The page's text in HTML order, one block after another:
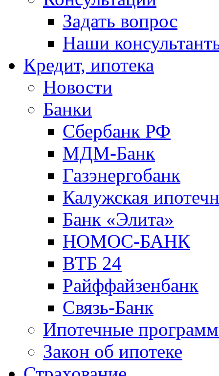
Задать вопрос
Наши
Кредит, ипотека
Новости
Банки
Сбербанк РФ
МДМ-Банк
Газэнергобанк
Калужская
Банк «Элита»
НОМОС-БАНК
ВТБ 24
Райффайзенбанк
Связь-Банк
Ипотечные
Закон об ипотеке